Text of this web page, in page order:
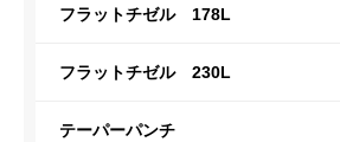
フラットチゼル 178L
フラットチゼル 230L
テーパーパンチ